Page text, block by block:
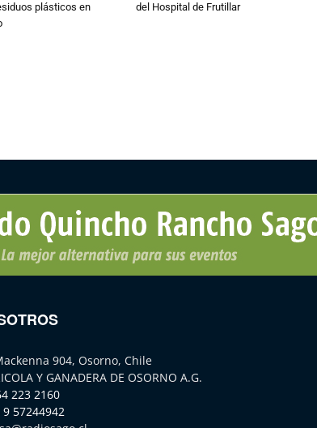
plásticos en
del Hospital de Frutillar
904, Osorno, Chile
Y GANADERA DE OSORNO A.G.
223 2160
9 57244942